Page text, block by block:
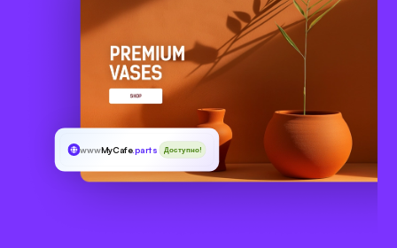
wwwMyCafe.parts Доступно!